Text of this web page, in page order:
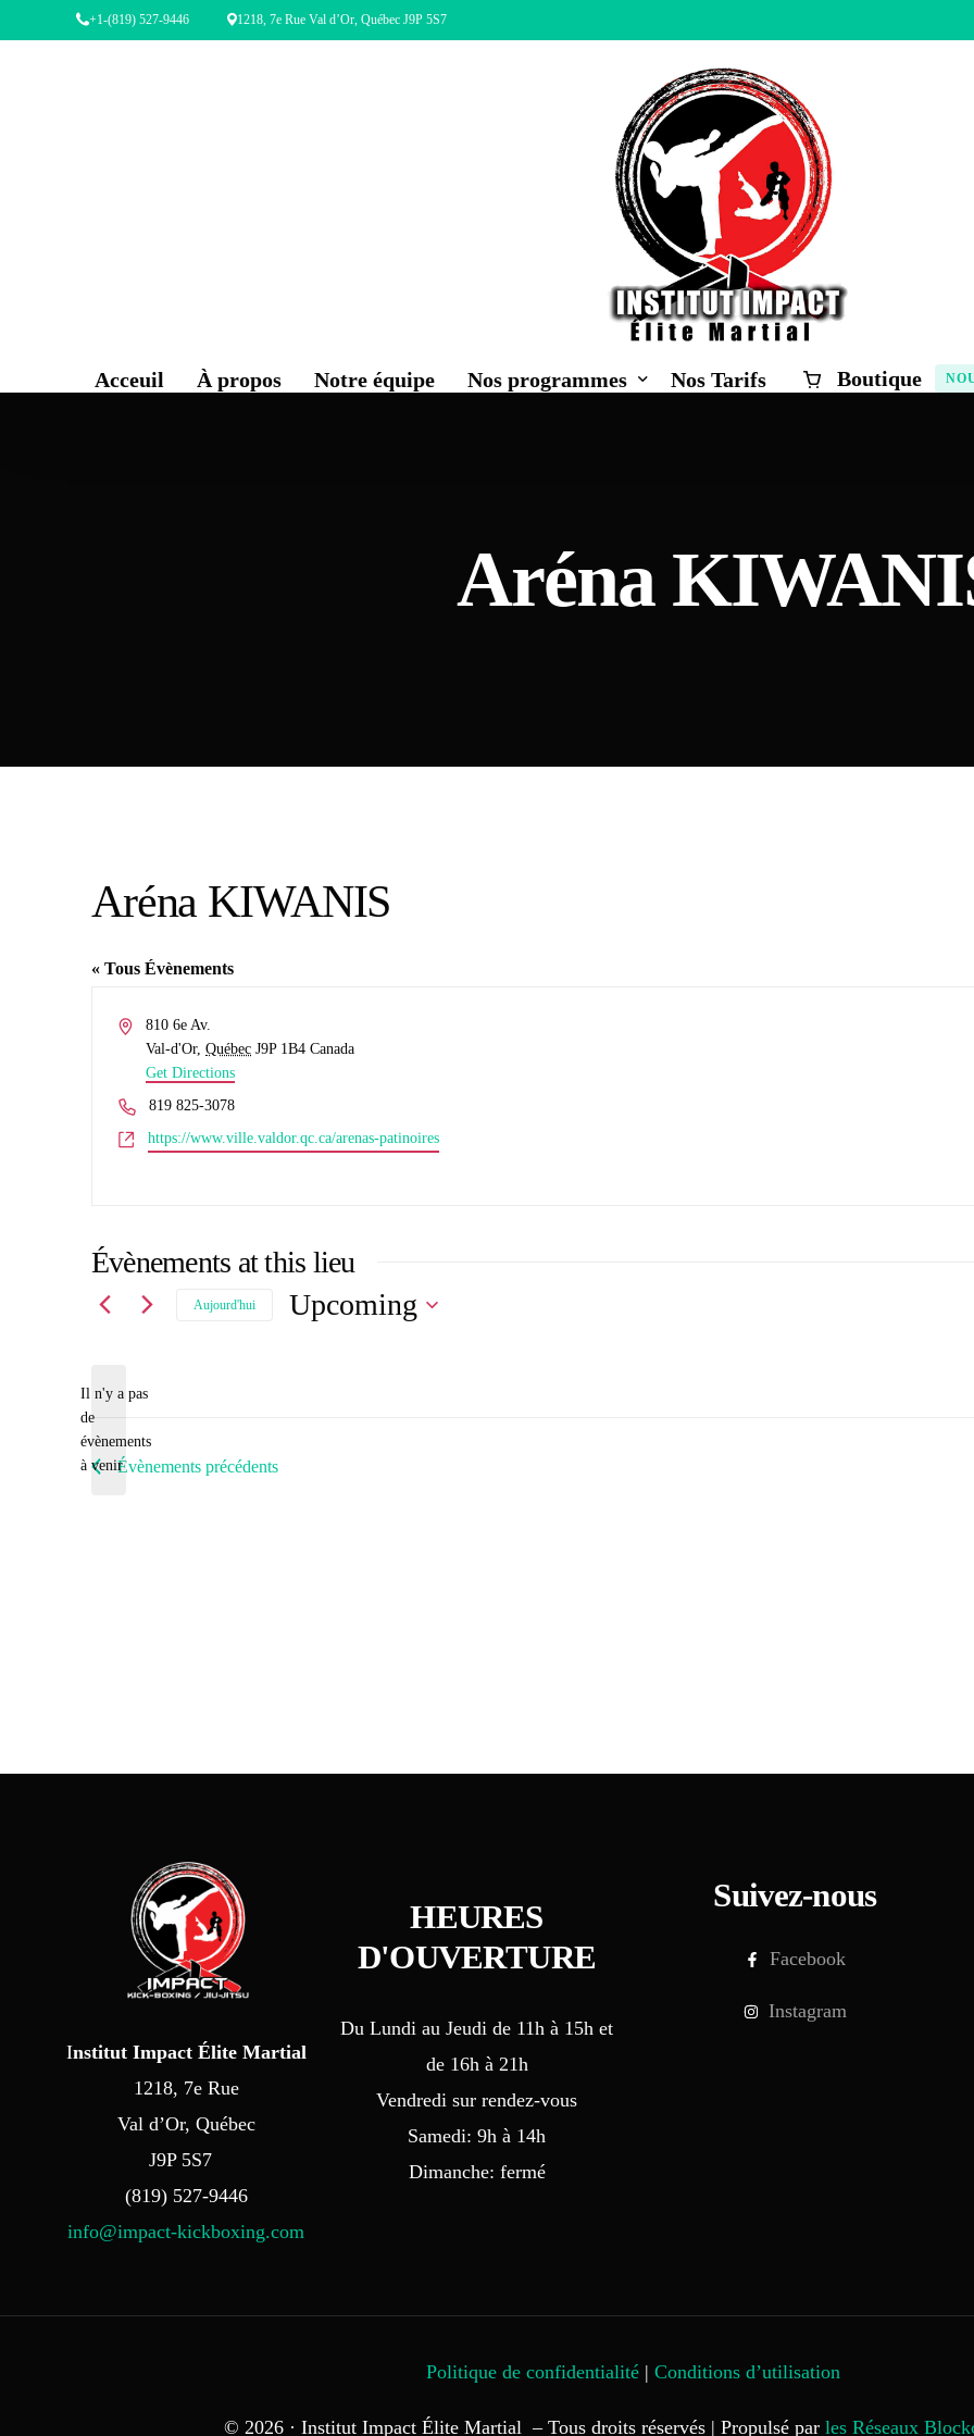
+1-(819) 527-9446 1218, 7e Rue Val d’Or, Québec J9P 5S7
Acceuil À propos Notre équipe Nos programmes Nos Tarifs Boutique
Aréna
Aréna KIWANIS
« Tous Évènements
Address810 6e Av.
Val-d'Or, Québec J9P 1B4 Canada
Get Directions
Phone819 825-3078
Websitehttps://www.ville.valdor.qc.ca/arenas-patinoires
Évènements at this lieu
Notice
Il n'y a pas
de
évènements
à venir
Aujourd'hui Upcoming
Évènements précédents
Institut Impact Élite Martial
1218, 7e Rue
Val d’Or, Québec
J9P 5S7
(819) 527-9446
info@impact-kickboxing.com
HEURES
D'OUVERTURE
Du Lundi au Jeudi de 11h à 15h et
de 16h à 21h
Vendredi sur rendez-vous
Samedi: 9h à 14h
Dimanche: fermé
Suivez-nous
Facebook
Instagram
Politique de confidentialité | Conditions d’utilisation
© 2026 · Institut Impact Élite Martial – Tous droits réservés | Propulsé par les Réseaux